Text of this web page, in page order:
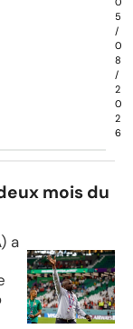
5
/
0
8
/
2
0
2
6
mois du
a